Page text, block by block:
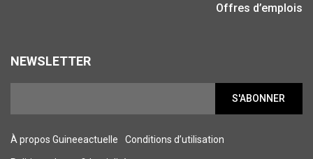
Offres d’emplois
NEWSLETTER
S'ABONNER
À propos Guineeactuelle Conditions d’utilisation